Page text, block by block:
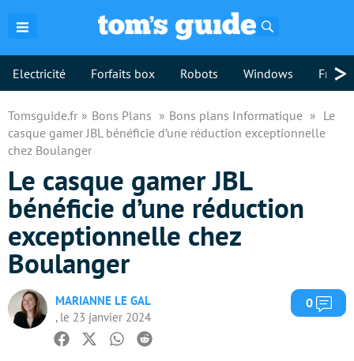
Electricité Forfaits box Robots Windows >
Tomsguide.fr Bons Plans Bons plans Informatique
Le
casque gamer JBL bénéficie d’une réduction exceptionnelle
chez Boulanger
Le casque gamer JBL
bénéficie d’une réduction
exceptionnelle chez
Boulanger
MARIANNE LE GAL
, le 23 janvier 2024
0
Facebook
TwitterWhatsapp
Reddit